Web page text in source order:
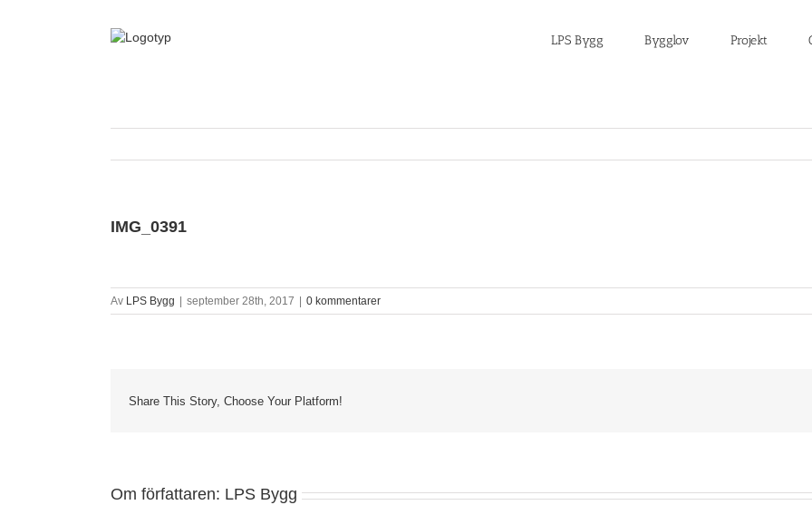
LPS Bygg Bygglov Projekt
IMG_0391
Av LPS Bygg september 28th, 2017 0 kommentarer
Share This Story, Choose Your Platform!
Om författaren: LPS Bygg